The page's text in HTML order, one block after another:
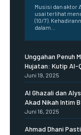
Musisi dan aktor
usai terlihat
(10/7).
dalam...
Unggahan Penuh
Hujatan: Kutip Al-
Juni 19, 2025
Al Ghazali dan
Akad Nikah Intim
Juni 16, 2025
Ahmad Dhani